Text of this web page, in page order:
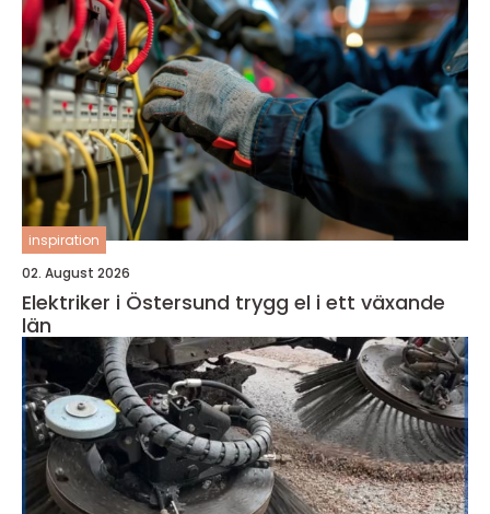
inspiration
02. August 2026
Elektriker i Östersund trygg el i ett växande
län